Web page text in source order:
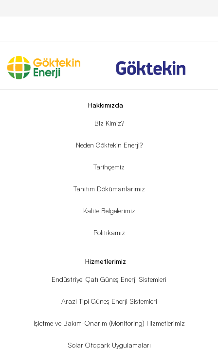
Hakkımızda
Biz Kimiz?
Neden Göktekin Enerji?
Tarihçemiz
Tanıtım Dökümanlarımız
Kalite Belgelerimiz
Politikamız
Hizmetlerimiz
Endüstriyel Çatı Güneş Enerji Sistemleri
Arazi Tipi Güneş Enerji Sistemleri
İşletme ve Bakım-Onarım (Monitoring) Hizmetlerimiz
Solar Otopark Uygulamaları